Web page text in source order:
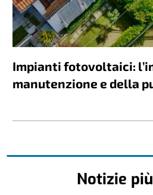
Impianti fotovoltaici:
manutenzione e della
Notizie